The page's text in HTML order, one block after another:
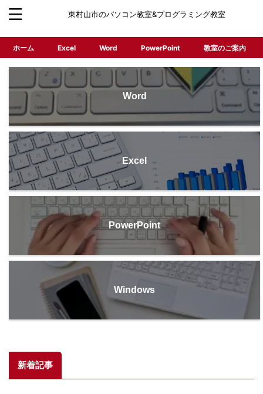
東村山市のパソコン教室&プログラミング教室
ホーム Excel Word PowerPoint 教室のご案内
Word
Excel
PowerPoint
Windows
新着記事